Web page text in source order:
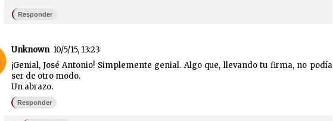
Responder
Unknown 10/5/15, 13:23
¡Genial, José Antonio! Simplemente genial. Algo que, llevando tu firma, no podía
ser de otro modo.
Un abrazo.
Responder